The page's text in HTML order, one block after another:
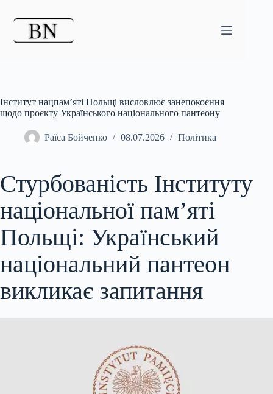
Інститут нацпам’яті Польщі висловлює занепокоєння
щодо проєкту Українського національного пантеону
Раїса Бойченко 08.07.2026 Політика
Стурбованість Інституту
національної пам’яті
Польщі: Український
національний пантеон
викликає запитання